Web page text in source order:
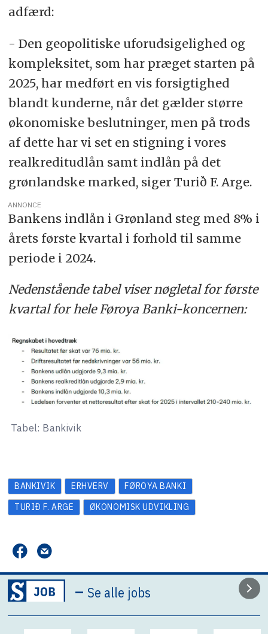
adfærd:
- Den geopolitiske uforudsigelighed og
kompleksitet, som har præget starten på
2025, har medført en vis forsigtighed
blandt kunderne, når det gælder større
økonomiske beslutninger, men på trods
af dette har vi set en stigning i vores
realkreditudlån samt indlån på det
grønlandske marked, siger Turið F. Arge.
ANNONCE
Bankens indlån i Grønland steg med 8% i
årets første kvartal i forhold til samme
periode i 2024.
Nedenstående tabel viser nøgletal for første
kvartal for hele Føroya Banki-koncernen:
Tabel: Bankivik
BANKIVIK ERHVERV
FØROYA BANKI
TURIÐ F. ARGE
ØKONOMISK UDVIKLING
–Se alle jobs